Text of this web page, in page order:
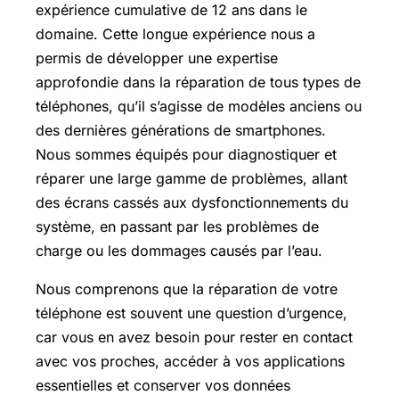
expérience cumulative de 12 ans dans le
domaine. Cette longue expérience nous a
permis de développer une expertise
approfondie dans la réparation de tous types de
téléphones, qu’il s’agisse de modèles anciens ou
des dernières générations de smartphones.
Nous sommes équipés pour diagnostiquer et
réparer une large gamme de problèmes, allant
des écrans cassés aux dysfonctionnements du
système, en passant par les problèmes de
charge ou les dommages causés par l’eau.
Nous comprenons que la réparation de votre
téléphone est souvent une question d’urgence,
car vous en avez besoin pour rester en contact
avec vos proches, accéder à vos applications
essentielles et conserver vos données